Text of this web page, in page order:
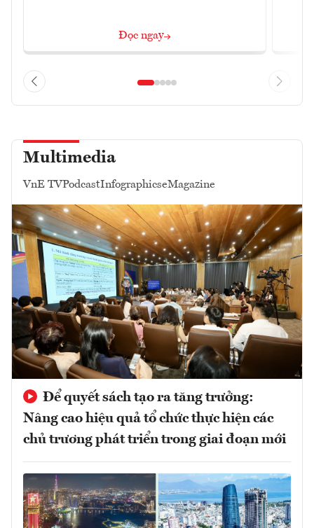
Đọc ngay
Multimedia
VnE TVPodcastInfographicseMagazine
Để quyết sách tạo ra tăng trưởng:
Nâng cao hiệu quả tổ chức thực hiện các
chủ trương phát triển trong giai đoạn mới